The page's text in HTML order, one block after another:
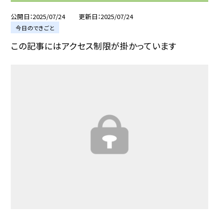
公開日 2025/07/24 更新日 2025/07/24
今日のできごと
この記事にはアクセス制限が掛かっています